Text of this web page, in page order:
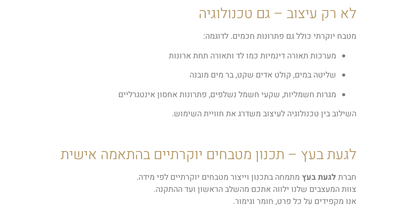
לא רק עיצוב – גם טכנולוגיה
מטבח יוקרתי כולל גם פתרונות חכמים. לדוגמה:
מערכות תאורה דינמיות כמו לד ותאורה תחת ארונות
שליטה במים, קולט אדים שקט, בר מים מובנה
מגרות חשמליות, שקעי חשמל נשלפים, פתרונות אחסון אינטגרליים
השילוב בין טכנולוגיה לעיצוב משדרג את חוויית השימוש.
לגעת בעץ – תכנון מטבחים יוקרתיים בהתאמה אישית
חברת לגעת בעץ מתמחה בתכנון וייצור מטבחים יוקרתיים לפי מידה.
צוות המעצבים שלנו ילווה אתכם מהשלב הראשון ועד ההתקנה.
אנו מקפידים על כל פרט, חומר וגימור.